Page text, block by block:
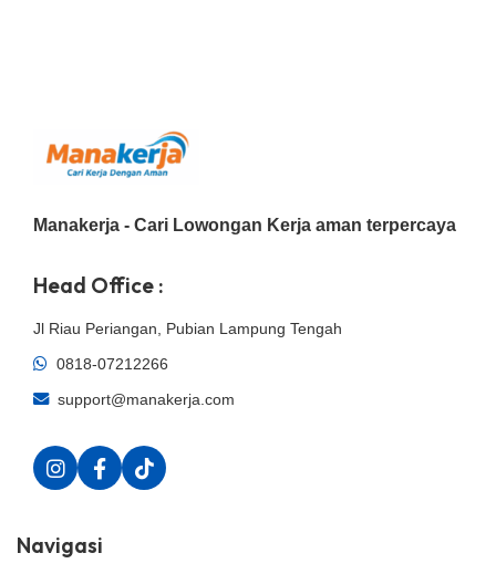
Manakerja - Cari Lowongan Kerja aman terpercaya
Head Office :
Jl Riau Periangan, Pubian Lampung Tengah
0818-07212266
support@manakerja.com
Navigasi